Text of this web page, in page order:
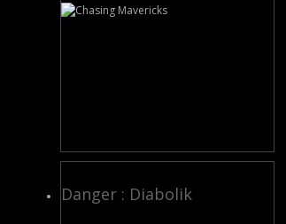
Danger : Diabolik